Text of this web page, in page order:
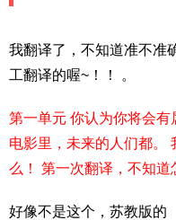
我翻译了，不知道准不准
工翻译的喔~！！ 。
第一单元 你认为你将会
电影里，未来的人们都。
么！ 第一次翻译，不知
好像不是这个，苏教版的